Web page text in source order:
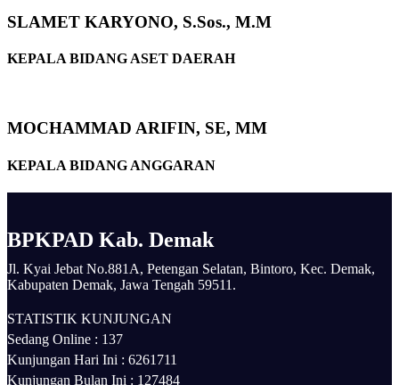
SLAMET KARYONO, S.Sos., M.M
KEPALA BIDANG ASET DAERAH
MOCHAMMAD ARIFIN, SE, MM
KEPALA BIDANG ANGGARAN
BPKPAD Kab. Demak
Jl. Kyai Jebat No.881A, Petengan Selatan, Bintoro, Kec. Demak,
Kabupaten Demak, Jawa Tengah 59511.
STATISTIK KUNJUNGAN
Sedang Online : 137
Kunjungan Hari Ini : 6261711
Kunjungan Bulan Ini : 127484